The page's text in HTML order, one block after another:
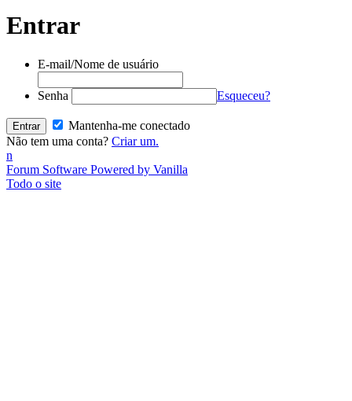
Entrar
E-mail/Nome de usuário
Senha Esqueceu?
Mantenha-me conectado
Não tem uma conta? Criar um.
n
Forum Software Powered by Vanilla
Todo o site